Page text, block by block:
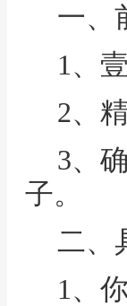
一、
1、
2、
3、
子。
二、
1、